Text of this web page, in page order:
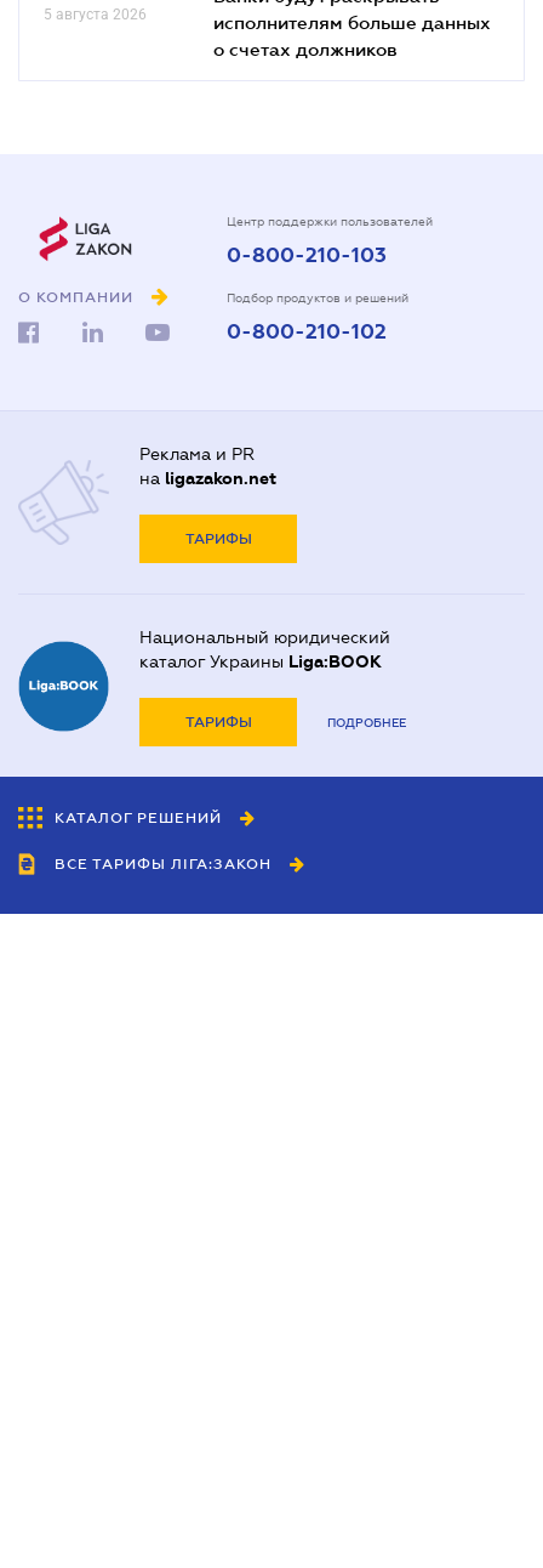
5 августа 2026
исполнителям больше данных
о счетах должников
О КОМПАНИИ
Центр поддержки пользователей
0-800-210-103
Подбор продуктов и решений
0-800-210-102
Реклама и PR
на ligazakon.net
ТАРИФЫ
Национальный юридический
каталог Украины Liga:BOOK
ТАРИФЫ ПОДРОБНЕЕ
КАТАЛОГ РЕШЕНИЙ
ВСЕ ТАРИФЫ ЛІГА:ЗАКОН